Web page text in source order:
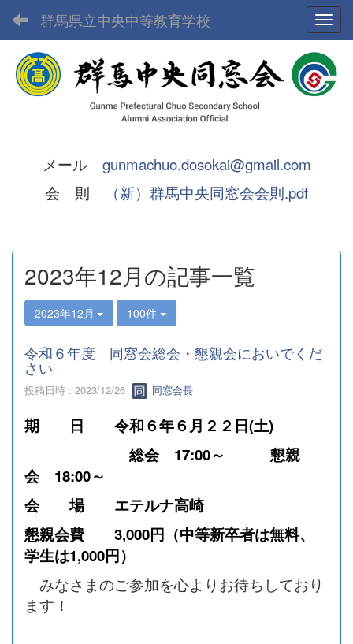
群馬県立中央中等教育学校
メール gunmachuo.dosokai@gmail.com
会 則
（新）群馬中央同窓会会則.pdf
2023年12月の記事一覧
2023年12月 100件
令和６年度 同窓会総会・懇親会においでくだ
さい
投稿日時 : 2023/12/26 同窓会長
期 日 令和６年６月２２日(土)
総会 17:00～ 懇親
会 18:00～
会 場 エテルナ高崎
懇親会費 3,000円（中等新卒者は無料、
学生は1,000円）
みなさまのご参加を心よりお待ちしており
ます！